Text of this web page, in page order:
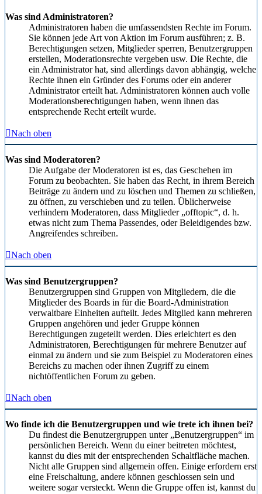
Was sind Administratoren?
Administratoren haben die umfassendsten Rechte im Forum.
Sie können jede Art von Aktion im Forum ausführen; z. B.
Berechtigungen setzen, Mitglieder sperren, Benutzergruppen
erstellen, Moderationsrechte vergeben usw. Die Rechte, die
ein Administrator hat, sind allerdings davon abhängig, welche
Rechte ihnen ein Gründer des Forums oder ein anderer
Administrator erteilt hat. Administratoren können auch volle
Moderationsberechtigungen haben, wenn ihnen das
entsprechende Recht erteilt wurde.
Nach oben
Was sind Moderatoren?
Die Aufgabe der Moderatoren ist es, das Geschehen im
Forum zu beobachten. Sie haben das Recht, in ihrem Bereich
Beiträge zu ändern und zu löschen und Themen zu schließen,
zu öffnen, zu verschieben und zu teilen. Üblicherweise
verhindern Moderatoren, dass Mitglieder „offtopic“, d. h.
etwas nicht zum Thema Passendes, oder Beleidigendes bzw.
Angreifendes schreiben.
Nach oben
Was sind Benutzergruppen?
Benutzergruppen sind Gruppen von Mitgliedern, die die
Mitglieder des Boards in für die Board-Administration
verwaltbare Einheiten aufteilt. Jedes Mitglied kann mehreren
Gruppen angehören und jeder Gruppe können
Berechtigungen zugeteilt werden. Dies erleichtert es den
Administratoren, Berechtigungen für mehrere Benutzer auf
einmal zu ändern und sie zum Beispiel zu Moderatoren eines
Bereichs zu machen oder ihnen Zugriff zu einem
nichtöffentlichen Forum zu geben.
Nach oben
Wo finde ich die Benutzergruppen und wie trete ich ihnen bei?
Du findest die Benutzergruppen unter „Benutzergruppen“ im
persönlichen Bereich. Wenn du einer beitreten möchtest,
kannst du dies mit der entsprechenden Schaltfläche machen.
Nicht alle Gruppen sind allgemein offen. Einige erfordern erst
eine Freischaltung, andere können geschlossen sein und
weitere sogar versteckt. Wenn die Gruppe offen ist, kannst du